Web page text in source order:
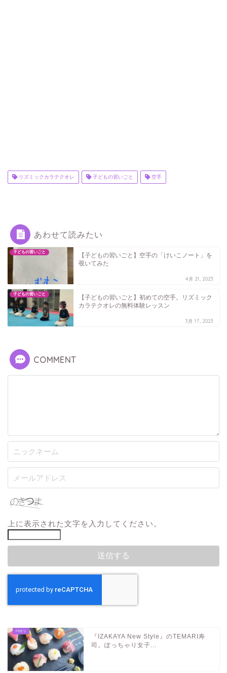
リズミックカラテクオレ 子どもの習いごと 空手
あわせて読みたい
子どもの習いごと
【子どもの習いごと】空手の「けいこノート」を
覗いてみた
4月 21, 2023
子どもの習いごと
【子どもの習いごと】初めての空手。リズミック
カラテクオレの無料体験レッスン
3月 17, 2023
COMMENT
上に表示された文字を入力してください。
『IZAKAYA New Style』のTEMARI寿
司。ぽっちゃり女子...